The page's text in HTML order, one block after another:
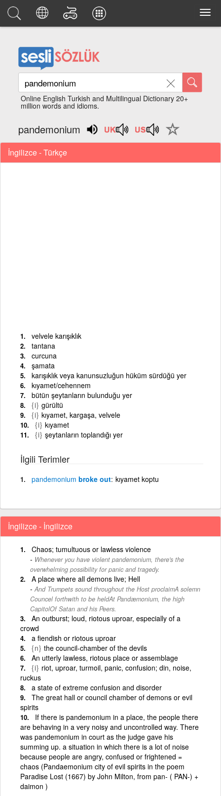
Online English Turkish and Multilingual Dictionary 20+
million words and idioms.
pandemonium
İngilizce - Türkçe
velvele karışıklık
tantana
curcuna
şamata
karışıklık veya kanunsuzluğun hüküm sürdüğü yer
kıyamet/cehennem
bütün şeytanların bulunduğu yer
{i} gürültü
{i} kıyamet, kargaşa, velvele
{i} kıyamet
{i} şeytanların toplandığı yer
İlgili Terimler
pandemonium broke out kıyamet koptu
İngilizce - İngilizce
Chaos; tumultuous or lawless violence
Whenever you have violent pandemonium, there's the
overwhelming possibility for panic and tragedy.
A place where all demons live; Hell
And Trumpets sound throughout the Host proclaimA solemn
Councel forthwith to be heldAt Pandæmonium, the high
CapitolOf Satan and his Peers.
An outburst; loud, riotous uproar, especially of a
crowd
a fiendish or riotous uproar
{n} the council-chamber of the devils
An utterly lawless, riotous place or assemblage
{i} riot, uproar, turmoil, panic, confusion; din, noise,
ruckus
a state of extreme confusion and disorder
The great hall or council chamber of demons or evil
spirits
If there is pandemonium in a place, the people there
are behaving in a very noisy and uncontrolled way. There
was pandemonium in court as the judge gave his
summing up. a situation in which there is a lot of noise
because people are angry, confused or frightened =
chaos (Pandaemonium city of evil spirits in the poem
Paradise Lost (1667) by John Milton, from pan- ( PAN-) +
daimon )